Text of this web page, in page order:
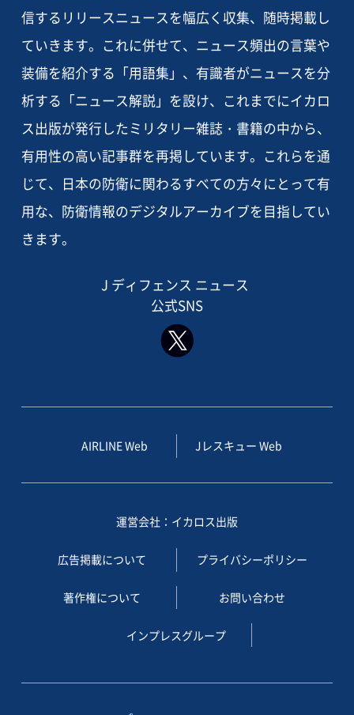
信するリリースニュースを幅広く収集、随時掲載し
ていきます。これに併せて、ニュース頻出の言葉や
装備を紹介する「用語集」、有識者がニュースを分
析する「ニュース解説」を設け、これまでにイカロ
ス出版が発行したミリタリー雑誌・書籍の中から、
有用性の高い記事群を再掲しています。これらを通
じて、日本の防衛に関わるすべての方々にとって有
用な、防衛情報のデジタルアーカイブを目指してい
きます。
J ディフェンス ニュース
公式SNS
AIRLINE Web Jレスキュー Web
運営会社：イカロス出版
広告掲載について プライバシーポリシー
著作権について お問い合わせ
インプレスグループ